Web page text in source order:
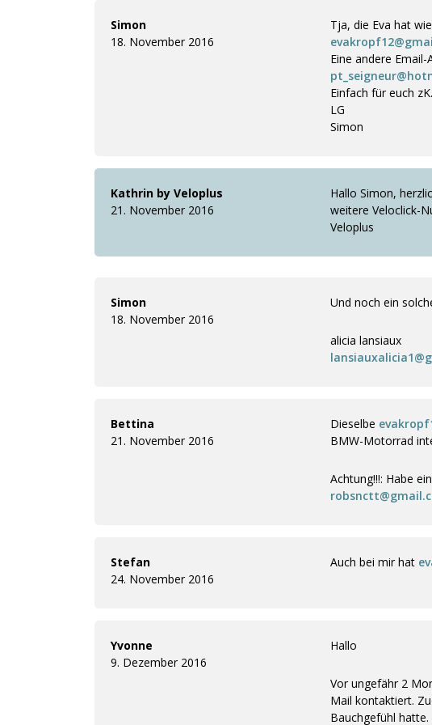
Simon
18. November 2016
Tja, die Eva hat
Eine andere
Einfach für euch zK.
LG
Simon
Kathrin by Veloplus
21. November 2016
Hallo Simon,
weitere Veloclick-
Veloplus
Simon
18. November 2016
Und noch ein
alicia lansiaux
Bettina
21. November 2016
Dieselbe
BMW-Motorrad
Achtung!!!: Habe
Stefan
24. November 2016
Auch bei mir hat
Yvonne
9. Dezember 2016
Hallo
Vor ungefähr 2
Mail kontaktiert.
Bauchgefühl